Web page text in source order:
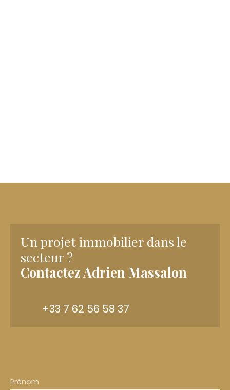
Un projet immobilier dans le
secteur ?
ContactezAdrien Massalon
+33 7 62 56 58 37
Prénom